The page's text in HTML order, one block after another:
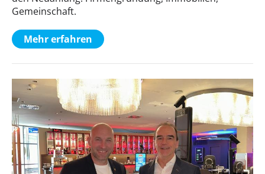
Gemeinschaft.
Mehr erfahren